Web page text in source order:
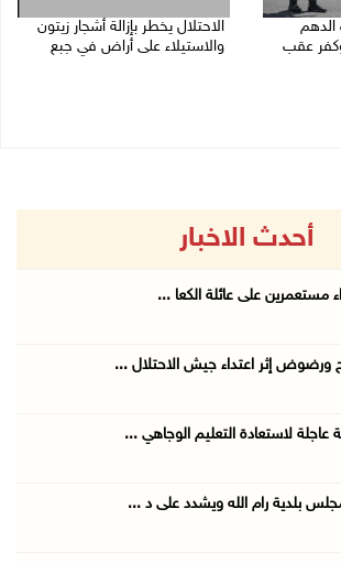
الدهم
وكفر عقب
الاحتلال يخطر بإزالة أشجار زيتون
والاستيلاء على أراض في جبع
أحدث الاخبار
ورضوض إثر اعتداء جيش الاحتلال ...
لاستعادة التعليم الوجاهي ...
بلدية رام الله ويشدد على د ...